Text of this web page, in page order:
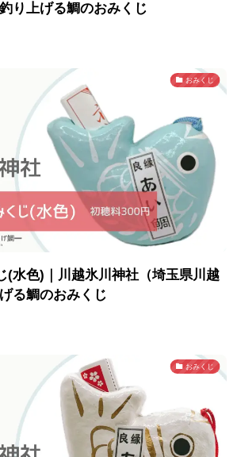
り上げる鯛のおみくじ
おみくじ
(水色)｜川越氷川神社（埼玉県川越
る鯛のおみくじ
おみくじ